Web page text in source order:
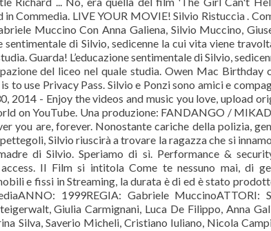
Commedia. LIVE YOUR MOVIE! Silvio Ristuccia .
Muccino Con Anna Galiena, Silvio Muccino,
di Silvio, sedicenne la cui vita viene
Guarda! L’educazione sentimentale di Silvio,
del liceo nel quale studia. Owen Mac Birthday
use Privacy Pass. Silvio e Ponzi sono amici e
2014 - Enjoy the videos and music you love, upload
on YouTube. Una produzione: FANDANGO /
you are, forever. Nonostante cariche della polizia,
Silvio riuscirà a trovare la ragazza che si
di Silvio. Speriamo di sì. Performance &
Il Film si intitola Come te nessuno mai, di
e fissi in Streaming, la durata è di ed è stato
1999REGIA: Gabriele MuccinoATTORI:
Giulia Carmignani, Luca De Filippo, Anna
Silva, Saverio Micheli, Cristiano Iuliano, Nicola